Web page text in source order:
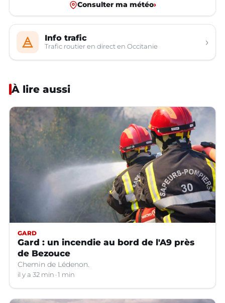
Consulter ma météo›
Info trafic
Trafic routier en direct en Occitanie ›
À lire aussi
GARD
Gard : un incendie au bord de l'A9 près
de Bezouce
Chemin de Lédenon.
il y a 32 min 1 min